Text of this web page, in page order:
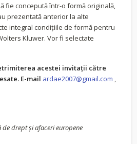
fie concepută într-o formă originală,
prezentată anterior la alte
integral condiţiile de formă pentru
Kluwer. Vor fi selectate
acestei invitaţii către
E-mail ardae2007@gmail.com ,
de drept şi afaceri europene